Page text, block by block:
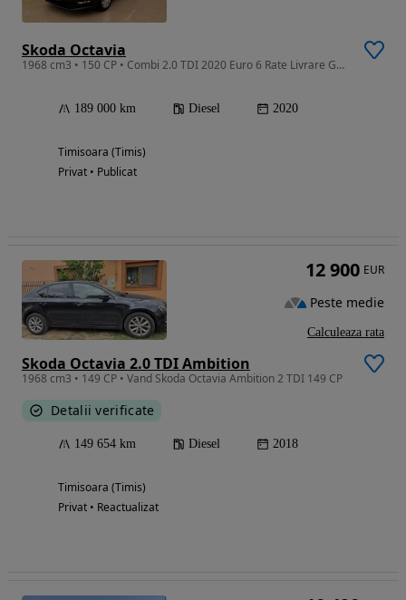
Skoda Octavia
1968 cm3 • 150 CP • Combi 2.0 TDI 2020 Euro 6 Rate Livrare Garantie
189 000 km Diesel 2020
Timisoara (Timis)
Privat • Publicat
Skoda Octavia 2.0 TDI Ambition
1968 cm3 • 149 CP • Vand Skoda Octavia Ambition 2 TDI 149 CP
Detalii verificate
149 654 km Diesel 2018
Timisoara (Timis)
Privat • Reactualizat
12 900 EUR
Peste medie
Calculeaza rata